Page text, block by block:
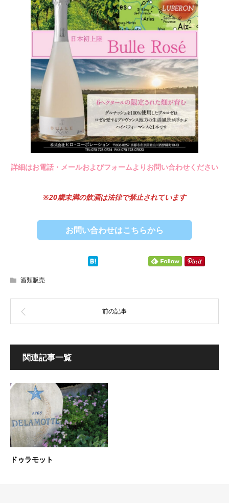
詳細はお電話・メールおよびフォームよりお問い合わせください
※20歳未満の飲酒は法律で禁止されています
お問い合わせはこちらから
酒類販売
関連記事一覧
ドゥラモット